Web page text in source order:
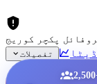
پکچر کوریج
تفصیلات